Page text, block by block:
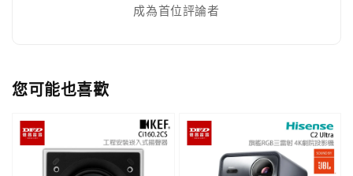
成為首位評論者
您可能也喜歡